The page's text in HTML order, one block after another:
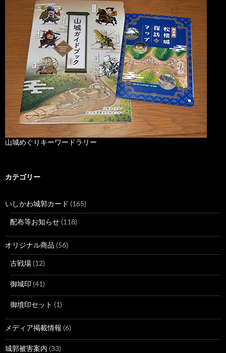
山城めぐりキーワードラリー
カテゴリー
いしかわ城郭カード (165)
配布等お知らせ (118)
オリジナル商品 (56)
古戦場 (12)
御城印 (41)
御墳印セット (1)
メディア掲載情報 (6)
城郭被害案内 (33)